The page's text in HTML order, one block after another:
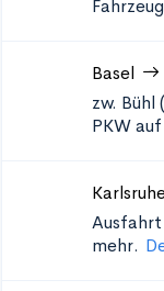
Basel
zw.
PKW
mehr.